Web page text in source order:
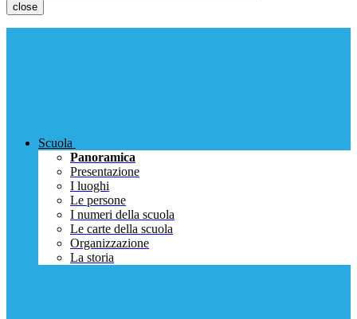
close
Scuola
Panoramica
Presentazione
I luoghi
Le persone
I numeri della scuola
Le carte della scuola
Organizzazione
La storia